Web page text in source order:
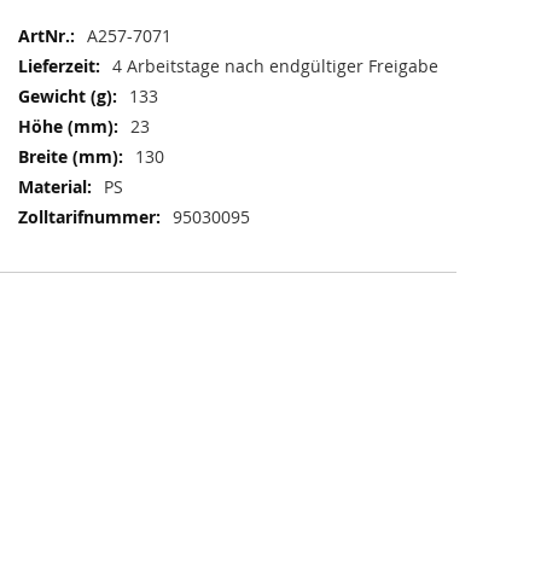
Weitere
Informationen
A257-7071
4 Arbeitstage nach endgültiger Freigabe
133
23
130
PS
95030095